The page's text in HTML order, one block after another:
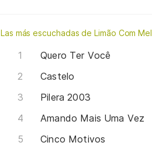
Las más escuchadas de Limão Com Mel
Quero Ter Você
Castelo
Pilera 2003
Amando Mais Uma Vez
Cinco Motivos